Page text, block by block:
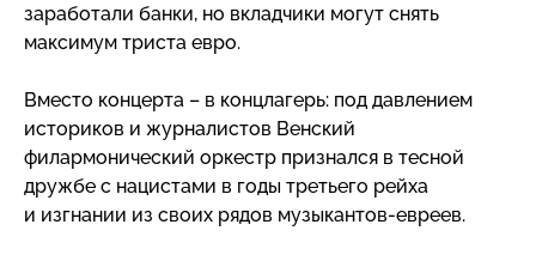
заработали банки, но вкладчики могут снять
максимум триста евро.
Вместо концерта – в концлагерь: под давлением
историков и журналистов Венский
филармонический оркестр признался в тесной
дружбе с нацистами в годы третьего рейха
и изгнании из своих рядов музыкантов-евреев.